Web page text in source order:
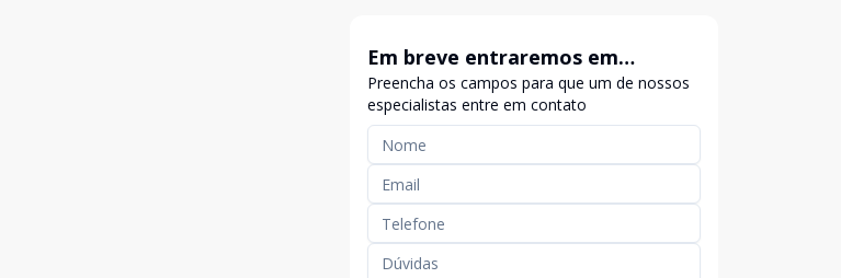
Em breve entraremos em
contato
Preencha os campos para que um de nossos
especialistas entre em contato